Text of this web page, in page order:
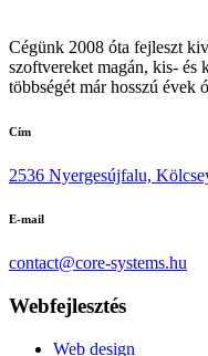
Cégünk 2008 óta fejleszt
szoftvereket magán, kis-
többségét már hosszú évek
Cím
2536 Nyergesújfalu,
E-mail
contact@core-systems.hu
Webfejlesztés
Web design